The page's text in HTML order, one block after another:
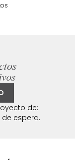
de:
espera.